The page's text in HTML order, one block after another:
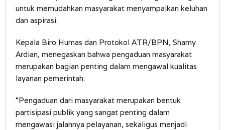
untuk memudahkan masyarakat menyampaikan keluhan
dan aspirasi.
Kepala Biro Humas dan Protokol ATR/BPN, Shamy
Ardian, menegaskan bahwa pengaduan masyarakat
merupakan bagian penting dalam mengawal kualitas
layanan pemerintah.
“Pengaduan dari masyarakat merupakan bentuk
partisipasi publik yang sangat penting dalam
mengawasi jalannya pelayanan, sekaligus menjadi